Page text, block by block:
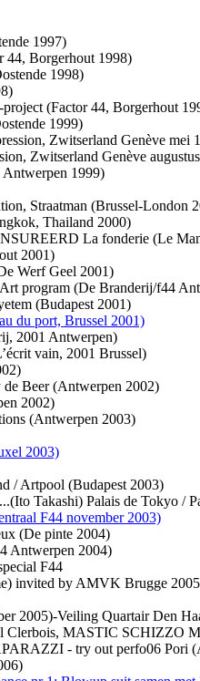
1997)
44, Borgerhout 1998)
1998)
(Factor 44, Borgerhout
1999)
Zwitserland Genève mei
Zwitserland Genève
Antwerpen 1999)
Straatman (Brussel-London
Thailand 2000)
La fonderie (Le
2001)
Werf Geel 2001)
program (De Branderij/f44
(Budapest 2001)
du port, Brussel 2001)
2001 Antwerpen)
vain, 2001 Brussel)
Beer (Antwerpen 2002)
2002)
(Antwerpen 2003)
2003)
/ Artpool (Budapest 2003)
Takashi) Palais de Tokyo /
F44 november 2003)
(De pinte 2004)
Antwerpen 2004)
F44
invited by AMVK Brugge 2005
2005)-Veiling Quartair Den
Clerbois, MASTIC SCHIZZO
- try out perfo06 Pori